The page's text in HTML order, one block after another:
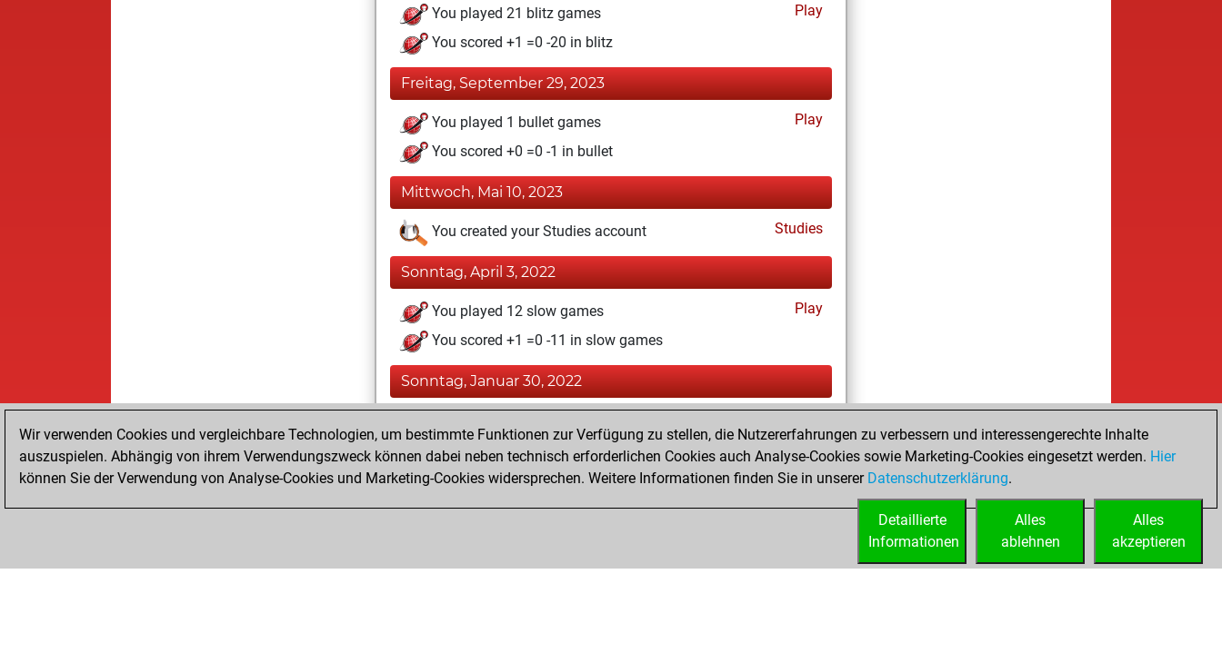
You played 21 blitz games
Play
You scored +1 =0 -20 in blitz
Freitag, September 29, 2023
You played 1 bullet games
Play
You scored +0 =0 -1 in bullet
Mittwoch, Mai 10, 2023
You created your Studies account Studies
Sonntag, April 3, 2022
You played 12 slow games
Play
You scored +1 =0 -11 in slow games
Sonntag, Januar 30, 2022
You achieved a new Elo of 1569
You created your Fritz account
Wir verwenden Cookies und vergleichbare Technologien, um bestimmte Funktionen zur Verfügung zu stellen, die Nutzererfahrungen zu verbessern und interessengerechte Inhalte
auszuspielen. Abhängig von ihrem Verwendungszweck können dabei neben technisch erforderlichen Cookies auch Analyse-Cookies sowie Marketing-Cookies eingesetzt werden. Hier
können Sie der Verwendung von Analyse-Cookies und Marketing-Cookies widersprechen. Weitere Informationen finden Sie in unserer Datenschutzerklärung.
Alles
akzeptieren
Alles
ablehnen
Detaillierte
Informationen